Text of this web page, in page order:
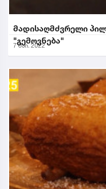
მადისაღმძვრელი
"გემოვნება"
7 მაი. 2022